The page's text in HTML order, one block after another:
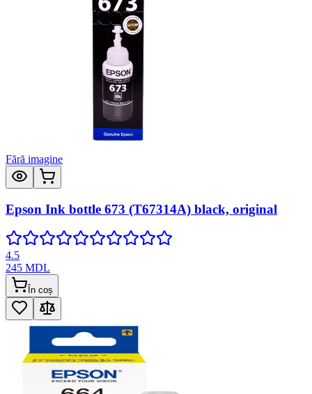
Fără imagine
Epson Ink bottle 673 (T67314A) black, original
4.5
245 MDL
În coș